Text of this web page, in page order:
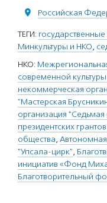
Российская
ТЕГИ: государственные
Минкультуры и НКО,
НКО:
современной
некоммерческая
"Мастерская
организация "Седьмая
президентских
общества,
"Упсала-цирк",
инициатив «Фонд
Благотворительный